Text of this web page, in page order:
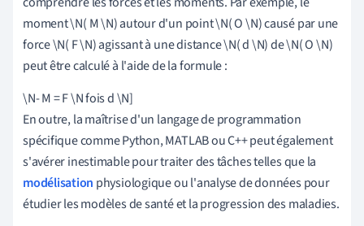
moment \N( M \N) autour d'un point \N( O \N) causé par une
force \N( F \N) agissant à une distance \N( d \N) de \N( O \N)
peut être calculé à l'aide de la formule :
\N- M = F \N fois d \N]
En outre, la maîtrise d'un langage de programmation
spécifique comme Python, MATLAB ou C++ peut également
s'avérer inestimable pour traiter des tâches telles que la
modélisation physiologique ou l'analyse de données pour
étudier les modèles de santé et la progression des maladies.